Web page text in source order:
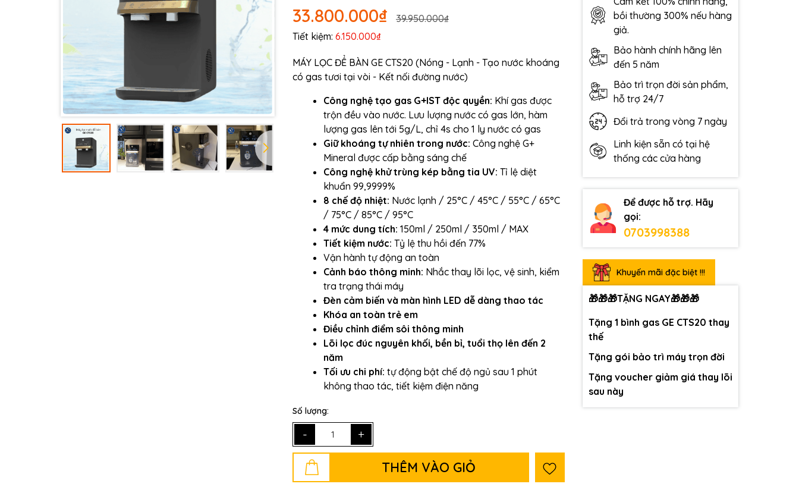
33.800.000₫
39.950.000₫
Tiết kiệm: 6.150.000₫
MÁY LỌC ĐỂ BÀN GE CTS20 (Nóng - Lạnh - Tạo nước khoáng
có gas tươi tại vòi - Kết nối đường nước)
Công nghệ tạo gas G+IST độc quyền: Khí gas được
trộn đều vào nước. Lưu lượng nước có gas lớn, hàm
lượng gas lên tới 5g/L, chỉ 4s cho 1 ly nước có gas
Giữ khoáng tự nhiên trong nước: Công nghệ G+
Mineral được cấp bằng sáng chế
Công nghệ khử trùng kép bằng tia UV: Tỉ lệ diệt
khuẩn 99,9999%
8 chế độ nhiệt: Nước lạnh / 25°C / 45°C / 55°C / 65°C
/ 75°C / 85°C / 95°C
4 mức dung tích: 150ml / 250ml / 350ml / MAX
Tiết kiệm nước: Tỷ lệ thu hồi đến 77%
Vận hành tự động an toàn
Cảnh báo thông minh: Nhắc thay lõi lọc, vệ sinh, kiểm
tra trạng thái máy
Đèn cảm biến và màn hình LED dễ dàng thao tác
Khóa an toàn trẻ em
Điều chỉnh điểm sôi thông minh
Lõi lọc đúc nguyên khối, bền bỉ, tuổi thọ lên đến 2
năm
Tối ưu chi phí: tự động bật chế độ ngủ sau 1 phút
không thao tác, tiết kiệm điện năng
Số lượng:
- +
THÊM VÀO GIỎ
bồi thường 300% nếu hàng
giả.
Bảo hành chính hãng lên
đến 5 năm
Bảo trì trọn đời sản phẩm,
hỗ trợ 24/7
Đổi trả trong vòng 7 ngày
Linh kiện sẵn có tại hệ
thống các cửa hàng
Để được hỗ trợ. Hãy
gọi:
0703998388
Khuyến mãi đặc biệt !!!
🎁🎁🎁TẶNG NGAY🎁🎁🎁
Tặng 1 bình gas GE CTS20 thay
thế
Tặng gói bảo trì máy trọn đời
Tặng voucher giảm giá thay lõi
sau này
Mã giảm giá:
Ngày hết hạn:
Điều kiện: